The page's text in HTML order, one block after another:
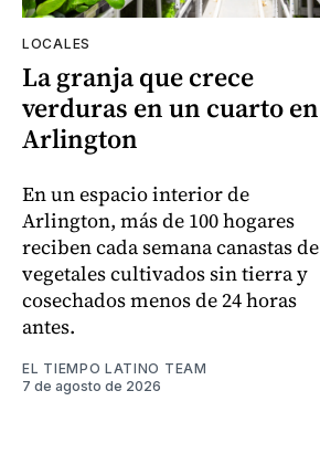
LOCALES
La granja que crece
verduras en un cuarto en
Arlington
En un espacio interior de
Arlington, más de 100 hogares
reciben cada semana canastas de
vegetales cultivados sin tierra y
cosechados menos de 24 horas
antes.
EL TIEMPO LATINO TEAM
7 de agosto de 2026